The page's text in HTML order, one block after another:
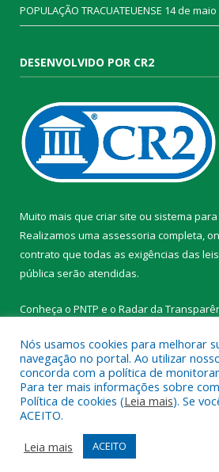
POPULAÇÃO TRACUATEUENSE 14 de
DESENVOLVIDO POR CR2
Muito mais que criar site ou sistema
Realizamos uma assessoria completa,
contrato que todas as exigências das
pública serão atendidas.
Conheça o PNTP e o Radar da
Todos os direitos reservados a
Tracuateua.
Mapa do Site
Acessar Área
Acessar Webmail
Nós usamos cookies para melhorar
navegação no portal. Ao utilizar
concorda com a política de
Para ter mais informações sobre
Política de cookies (Leia mais). Se
ACEITO.
Leia mais
ACEITO